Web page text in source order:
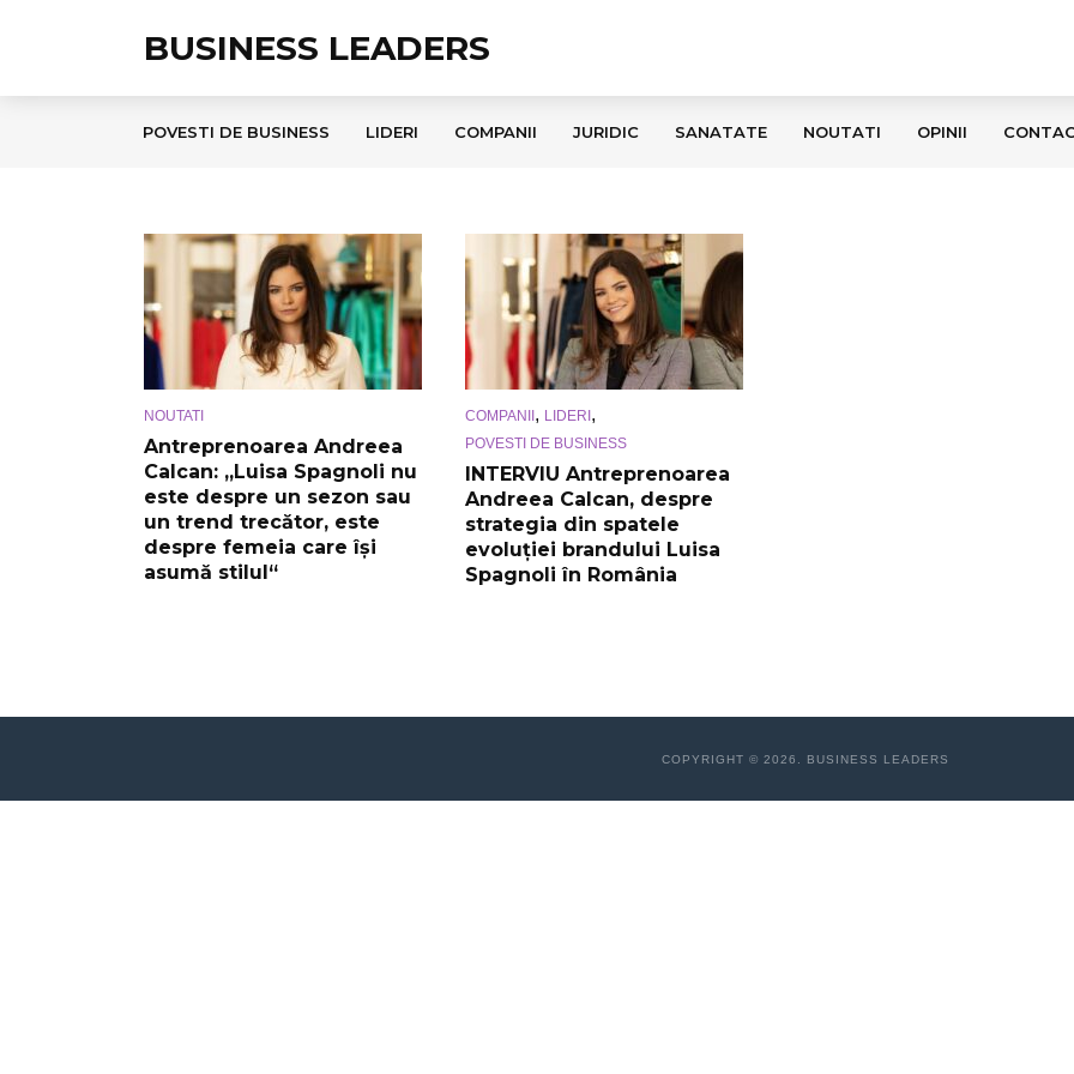
BUSINESS LEADERS
POVESTI DE BUSINESS LIDERI COMPANII JURIDIC SANATATE NOUTATI OPINII
NOUTATI
Antreprenoarea Andreea
Calcan: „Luisa Spagnoli nu
este despre un sezon sau
un trend trecător, este
despre femeia care își
asumă stilul“
COMPANII, LIDERI,
POVESTI DE BUSINESS
INTERVIU Antreprenoarea
Andreea Calcan, despre
strategia din spatele
evoluției brandului Luisa
Spagnoli în România
COPYRIGHT © 2026. BUSINESS LEADERS